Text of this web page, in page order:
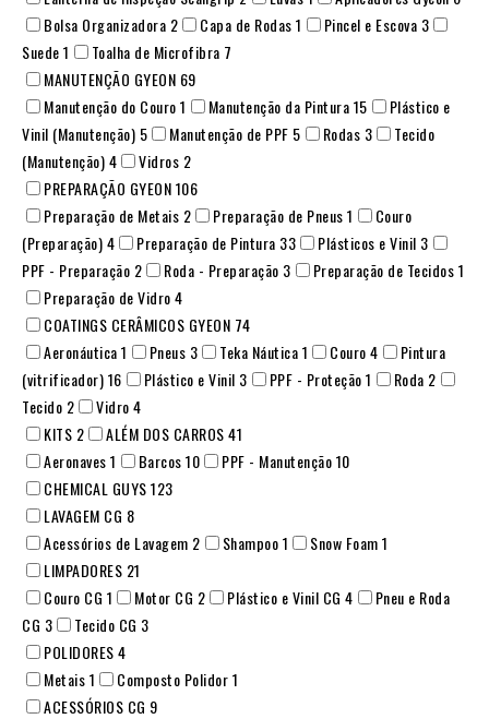
Bolsa Organizadora 2 Capa de Rodas1 Pincel e Escova 3
Suede1 Toalha de Microfibra 7
MANUTENÇÃO GYEON 69
Manutenção do Couro1 Manutenção da Pintura15
Plástico e
Vinil (Manutenção) 5 Manutenção de PPF 5 Rodas 3
Tecido
(Manutenção)4 Vidros 2
PREPARAÇÃO GYEON106
Preparação de Metais 2 Preparação de Pneus1
Couro
(Preparação)4 Preparação de Pintura 33 Plásticos e Vinil 3
PPF - Preparação 2 Roda - Preparação 3 Preparação de Tecidos1
Preparação de Vidro4
COATINGS CERÂMICOS GYEON 74
Aeronáutica1 Pneus 3 Teka Náutica1 Couro4
Pintura
(vitrificador)16 Plástico e Vinil 3 PPF - Proteção1 Roda 2
Tecido 2 Vidro4
KITS 2 ALÉM DOS CARROS41
Aeronaves1 Barcos10 PPF - Manutenção10
CHEMICAL GUYS123
LAVAGEM CG 8
Acessórios de Lavagem 2 Shampoo1 Snow Foam1
LIMPADORES 21
Couro CG 1 Motor CG 2 Plástico e Vinil CG 4
Pneu e Roda
CG 3 Tecido CG 3
POLIDORES4
Metais1 Composto Polidor1
ACESSÓRIOS CG 9